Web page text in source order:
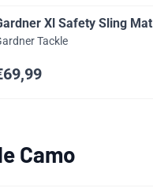
Xl Safety Sling Mat
Tackle
69,99
Camo